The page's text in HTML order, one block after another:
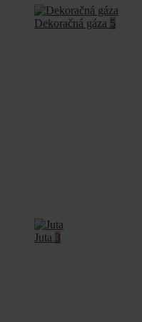
Dekoračná gáza 5
Juta 3